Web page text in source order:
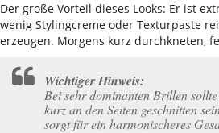
Der große Vorteil dieses Looks: Er ist
wenig Stylingcreme oder Texturpaste
erzeugen. Morgens kurz durchkneten,
Wichtiger Hinweis:
Bei sehr dominanten Brillen
kurz an den Seiten geschnitten
sorgt für ein harmonischeres